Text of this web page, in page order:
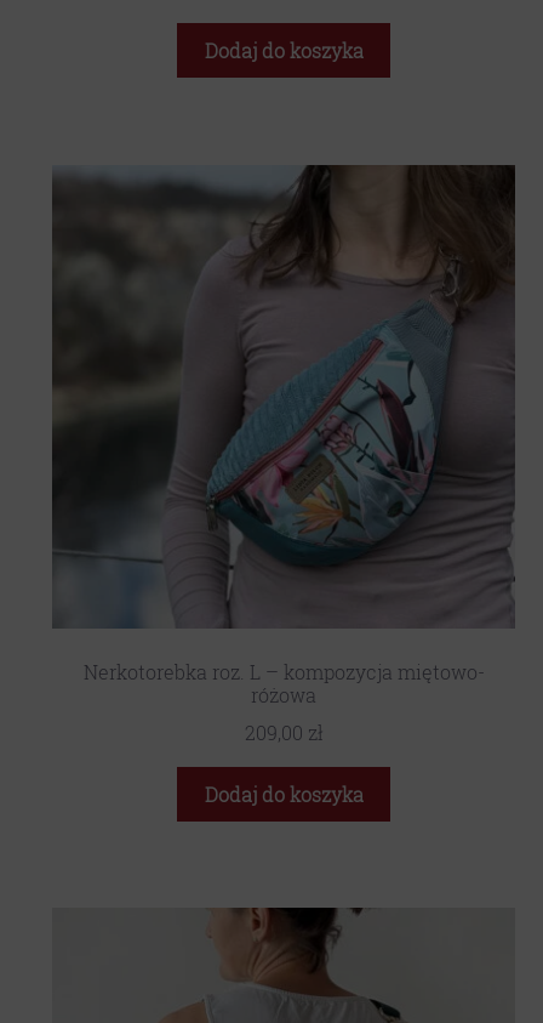
Dodaj do koszyka
Nerkotorebka roz. L – kompozycja miętowo-
różowa
209,00 zł
Dodaj do koszyka